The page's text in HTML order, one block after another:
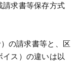
請求書等保存方式
の請求書等と、区
ス）の違いは以